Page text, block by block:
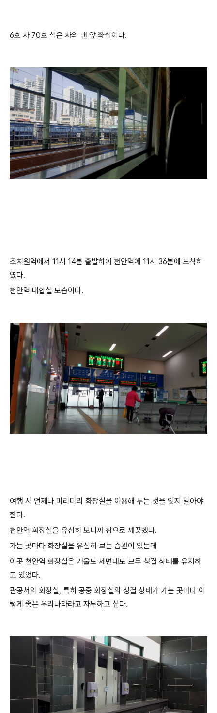
6호 차 70호 석은 차의 맨 앞 좌석이다.
조치원역에서 11시 14분 출발하여 천안역에 11시 36분에 도착하
였다.
천안역 대합실 모습이다.
여행 시 언제나 미리미리 화장실을 이용해 두는 것을 잊지 말아야
한다.
천안역 화장실을 유심히 보니까 참으로 깨끗했다.
가는 곳마다 화장실을 유심히 보는 습관이 있는데
이곳 천안역 화장실은 거울도 세면대도 모두 청결 상태를 유지하
고 있었다.
관공서의 화장실, 특히 공중 화장실의 청결 상태가 가는 곳마다 이
렇게 좋은 우리나라라고 자부하고 싶다.